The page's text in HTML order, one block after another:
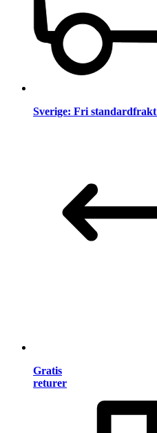
Sverige: Fri standardfrakt
Gratis
returer